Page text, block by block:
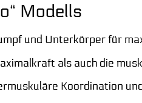
Modells
und Unterkörper für
als auch die
Koordination